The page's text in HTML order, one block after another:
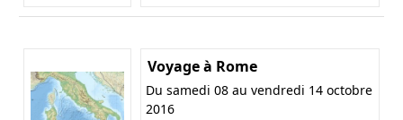
Voyage à Rome
Du samedi 08 au vendredi 14 octobre
2016